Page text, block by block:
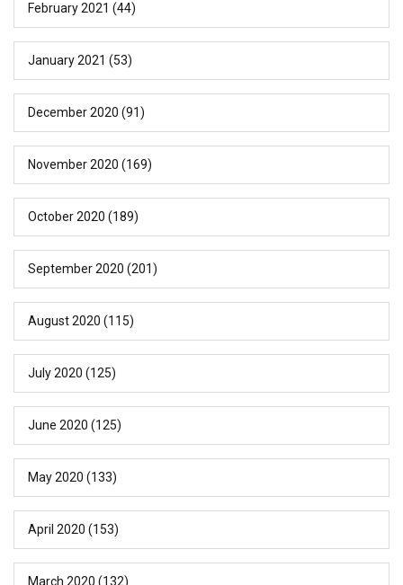
February 2021 (44)
January 2021 (53)
December 2020 (91)
November 2020 (169)
October 2020 (189)
September 2020 (201)
August 2020 (115)
July 2020 (125)
June 2020 (125)
May 2020 (133)
April 2020 (153)
March 2020 (132)